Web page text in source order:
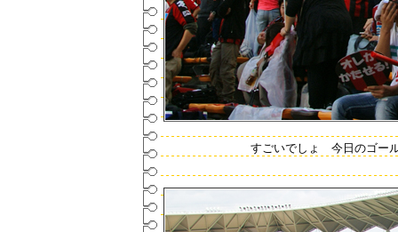
すごいでしょ 今日のゴー